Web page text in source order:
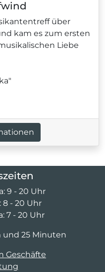
über
kam es zum ersten
Liebe
9 - 20 Uhr
8 - 20 Uhr
7 - 20 Uhr
und 25 Minuten
Geschäfte